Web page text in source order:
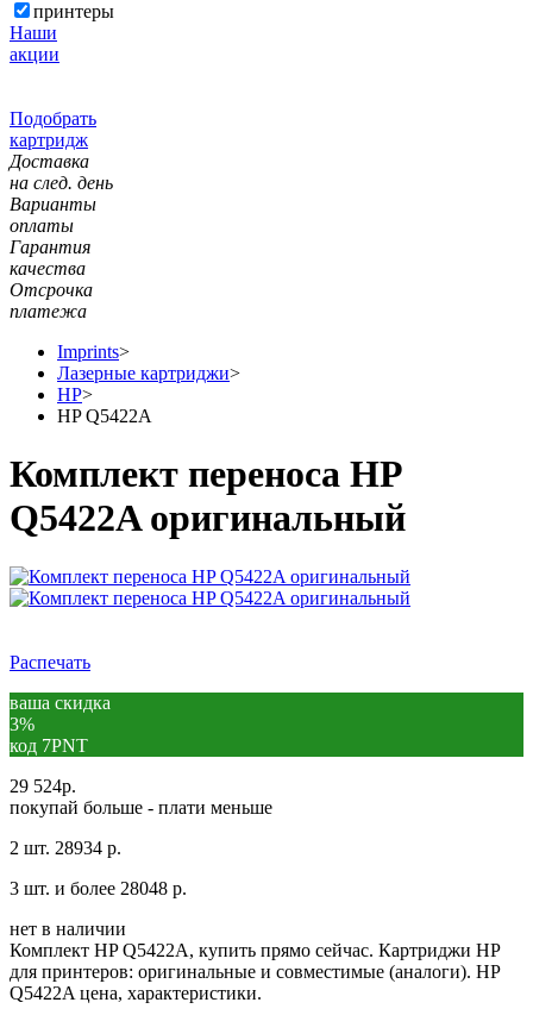
принтеры
Наши
акции
Подобрать
картридж
Доставка
на след. день
Варианты
оплаты
Гарантия
качества
Отсрочка
платежа
Imprints>
Лазерные картриджи>
HP>
HP Q5422A
Комплект переноса HP
Q5422A оригинальный
Распечать
ваша скидка
3%
код 7PNT
29 524р.
покупай больше - плати меньше
2 шт. 28934 р.
3 шт. и более 28048 р.
нет в наличии
Комплект HP Q5422A, купить прямо сейчас. Картриджи HP
для принтеров: оригинальные и совместимые (аналоги). HP
Q5422A цена, характеристики.